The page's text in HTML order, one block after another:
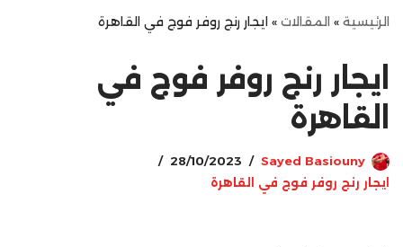
الرئيسية » المقالات » ايجار رنج روفر فوج في القاهرة
ايجار رنج روفر فوج في
القاهرة
Sayed Basiouny
28/10/2023
ايجار رنج روفر فوج في القاهرة